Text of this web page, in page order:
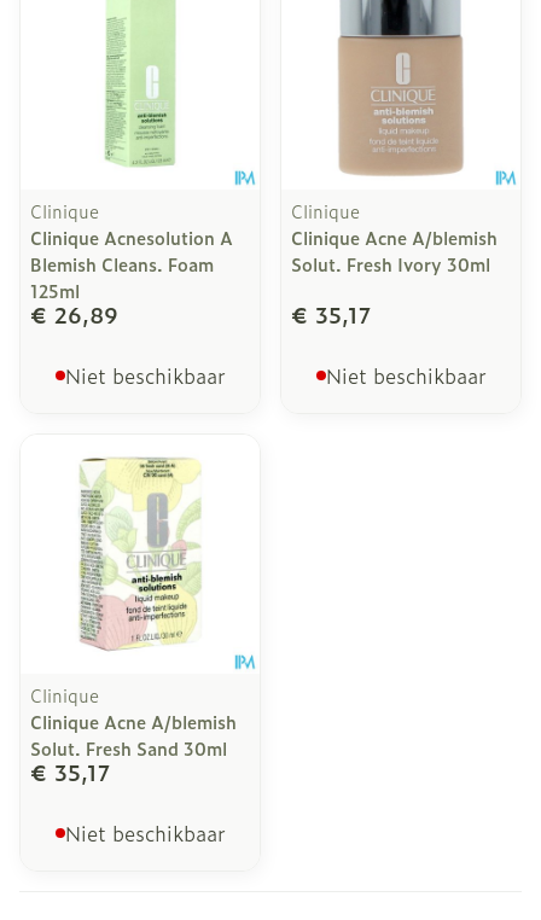
Clinique
Clinique Acnesolution A
Blemish Cleans. Foam
125ml
€ 26,89
Niet beschikbaar
Clinique
Clinique Acne A/blemish
Solut. Fresh Ivory 30ml
€ 35,17
Niet beschikbaar
Clinique
Clinique Acne A/blemish
Solut. Fresh Sand 30ml
€ 35,17
Niet beschikbaar